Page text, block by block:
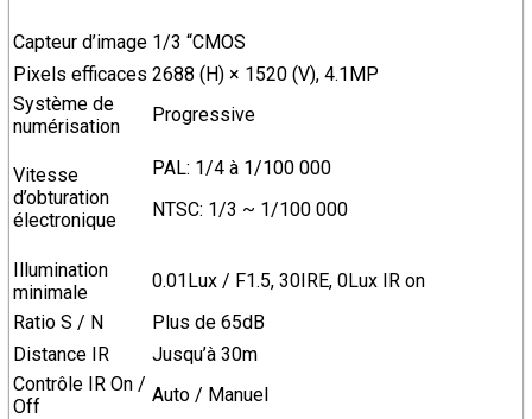
Capteur d’image 1/3 “CMOS
Pixels efficaces 2688 (H) × 1520 (V), 4.1MP
Système de
numérisation
Progressive
Vitesse
d’obturation
électronique
PAL: 1/4 à 1/100 000
NTSC: 1/3 ~ 1/100 000
Illumination
minimale
0.01Lux / F1.5, 30IRE, 0Lux IR on
Ratio S / N
Plus de 65dB
Distance IR
Jusqu’à 30m
Contrôle IR On /
Off
Auto / Manuel